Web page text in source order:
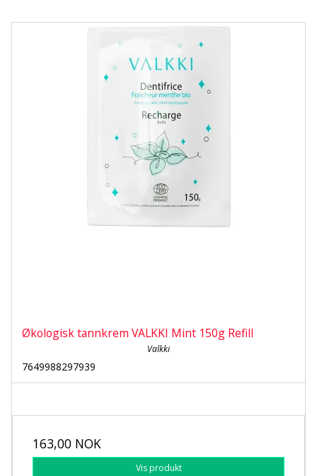
Økologisk tannkrem VALKKI Mint 150g Refill
Valkki
7649988297939
163,00 NOK
Vis produkt